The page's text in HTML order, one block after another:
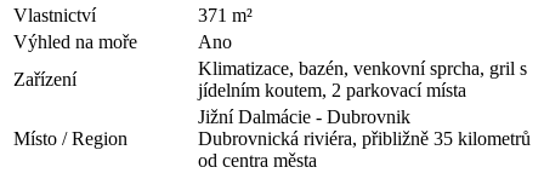
Vlastnictví
371 m²
Výhled na moře
Ano
Zařízení
Klimatizace, bazén, venkovní sprcha, gril s
jídelním koutem, 2 parkovací místa
Místo / Region
Jižní Dalmácie - Dubrovnik
Dubrovnická riviéra, přibližně 35 kilometrů
od centra města